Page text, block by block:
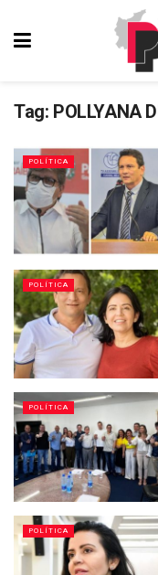
Tag: POLLYANA
POLÍTICA
POLÍTICA
POLÍTICA
POLÍTICA